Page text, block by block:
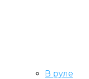
В руле